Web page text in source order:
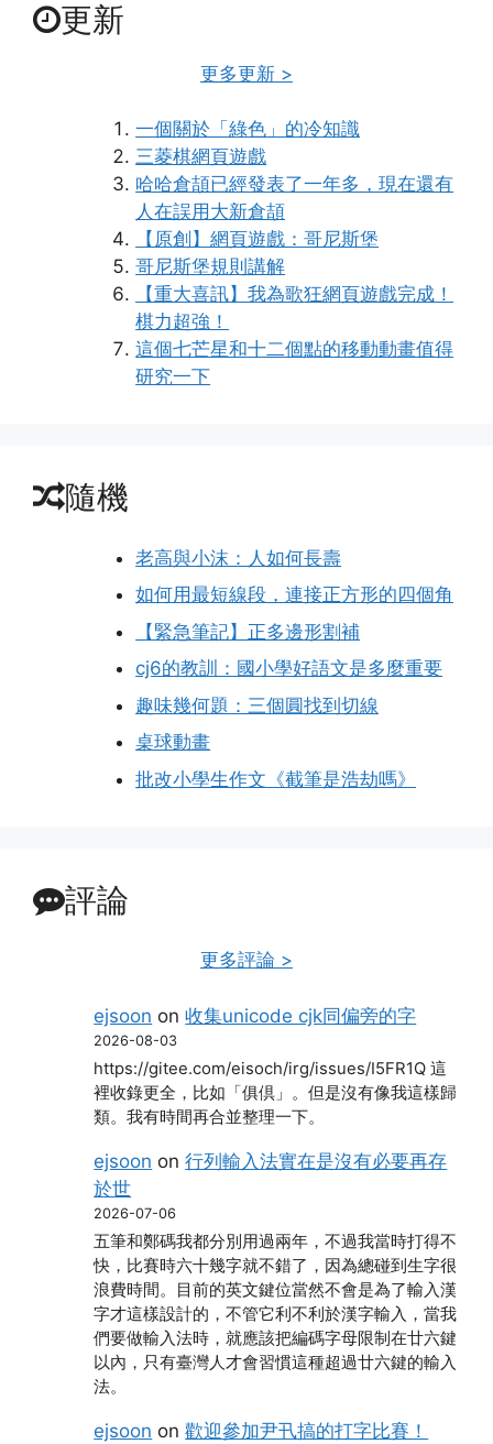
更新
更多更新 >
一個關於「綠色」的冷知識
三菱棋網頁遊戲
哈哈倉頡已經發表了一年多，現在還有
人在誤用大新倉頡
【原創】網頁遊戲：哥尼斯堡
哥尼斯堡規則講解
【重大喜訊】我為歌狂網頁遊戲完成！
棋力超強！
這個七芒星和十二個點的移動動畫值得
研究一下
隨機
老高與小沫：人如何長壽
如何用最短線段，連接正方形的四個角
【緊急筆記】正多邊形割補
cj6的教訓：國小學好語文是多麼重要
趣味幾何題：三個圓找到切線
桌球動畫
批改小學生作文《截筆是浩劫嗎》
評論
更多評論 >
ejsoon on收集unicode cjk同偏旁的字
2026-08-03
https://gitee.com/eisoch/irg/issues/I5FR1Q 這
裡收錄更全，比如「俱倶」。但是沒有像我這樣歸
類。我有時間再合並整理一下。
ejsoon on行列輸入法實在是沒有必要再存
於世
2026-07-06
五筆和鄭碼我都分別用過兩年，不過我當時打得不
快，比賽時六十幾字就不錯了，因為總碰到生字很
浪費時間。目前的英文鍵位當然不會是為了輸入漢
字才這樣設計的，不管它利不利於漢字輸入，當我
們要做輸入法時，就應該把編碼字母限制在廿六鍵
以內，只有臺灣人才會習慣這種超過廿六鍵的輸入
法。
ejsoon on歡迎參加尹卂搞的打字比賽！